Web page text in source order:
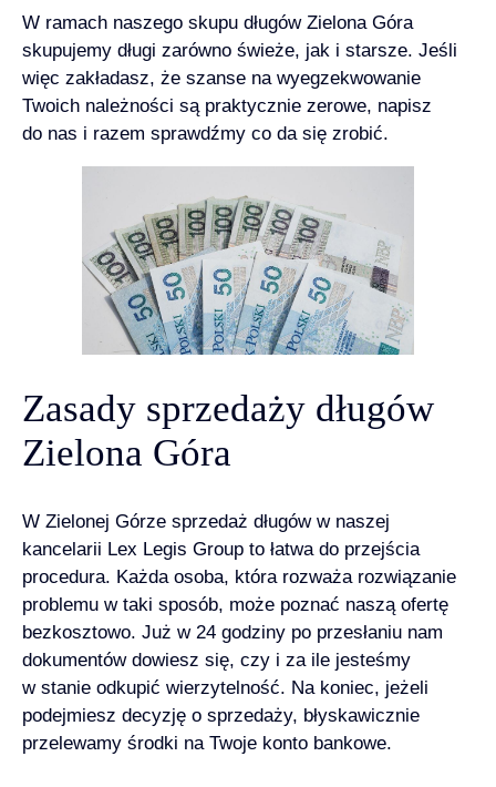
W ramach naszego skupu długów Zielona Góra
skupujemy długi zarówno świeże, jak i starsze. Jeśli
więc zakładasz, że szanse na wyegzekwowanie
Twoich należności są praktycznie zerowe, napisz
do nas i razem sprawdźmy co da się zrobić.
Zasady sprzedaży długów
Zielona Góra
W Zielonej Górze sprzedaż długów w naszej
kancelarii Lex Legis Group to łatwa do przejścia
procedura. Każda osoba, która rozważa rozwiązanie
problemu w taki sposób, może poznać naszą ofertę
bezkosztowo. Już w 24 godziny po przesłaniu nam
dokumentów dowiesz się, czy i za ile jesteśmy
w stanie odkupić wierzytelność. Na koniec, jeżeli
podejmiesz decyzję o sprzedaży, błyskawicznie
przelewamy środki na Twoje konto bankowe.